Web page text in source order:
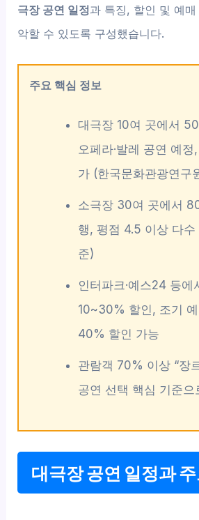
극장 공연 일정과 특징, 할인 및 예
악할 수 있도록 구성했습니다.
주요 핵심 정보
대극장 10여 곳에서
오페라·발레 공연 예
가 (한국문화관광연구
소극장 30여 곳에서
행, 평점 4.5 이상 다수
준)
인터파크·예스24 등에
10~30% 할인, 조기
40% 할인 가능
관람객 70% 이상 “장
공연 선택 핵심 기준으
대극장 공연 일정과